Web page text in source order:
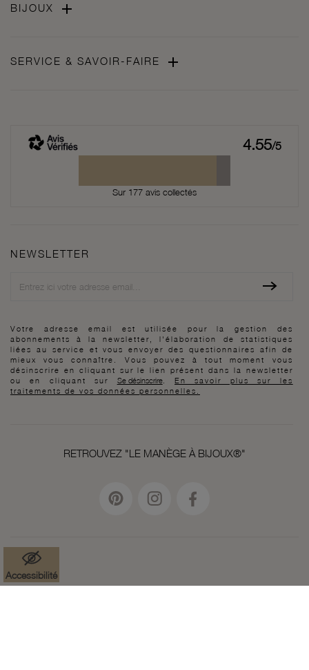
BIJOUX 
SERVICE & SAVOIR-FAIRE 
4.55/5
Sur 177 avis collectés
NEWSLETTER
Votre adresse email est utilisée pour la gestion des
abonnements à la newsletter, l'élaboration de statistiques
liées au service et vous envoyer des questionnaires afin de
mieux vous connaître. Vous pouvez à tout moment vous
désinscrire en cliquant sur le lien présent dans la newsletter
ou en cliquant sur Se désinscrire.En savoir plus sur les
traitements de vos données personnelles.
RETROUVEZ "LE MANÈGE À BIJOUX®"
Accessibilité